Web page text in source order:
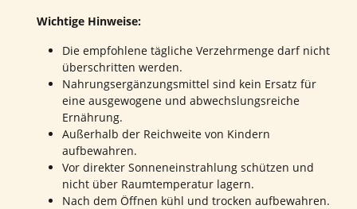
Wichtige Hinweise:
Die empfohlene tägliche Verzehrmenge darf nicht
überschritten werden.
Nahrungsergänzungsmittel sind kein Ersatz für
eine ausgewogene und abwechslungsreiche
Ernährung.
Außerhalb der Reichweite von Kindern
aufbewahren.
Vor direkter Sonneneinstrahlung schützen und
nicht über Raumtemperatur lagern.
Nach dem Öffnen kühl und trocken aufbewahren.